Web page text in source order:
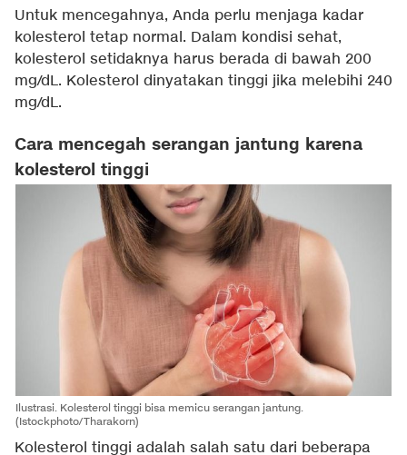
Untuk mencegahnya, Anda perlu menjaga kadar
kolesterol tetap normal. Dalam kondisi sehat,
kolesterol setidaknya harus berada di bawah 200
mg/dL. Kolesterol dinyatakan tinggi jika melebihi 240
mg/dL.
Cara mencegah serangan jantung karena
kolesterol tinggi
Ilustrasi. Kolesterol tinggi bisa memicu serangan jantung.
(Istockphoto/Tharakorn)
Kolesterol tinggi adalah salah satu dari beberapa